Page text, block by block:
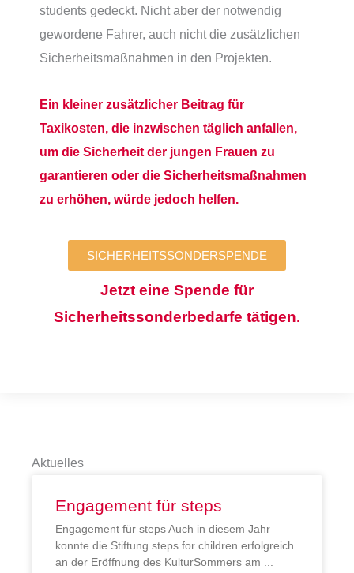
students gedeckt. Nicht aber der notwendig
gewordene Fahrer, auch nicht die zusätzlichen
Sicherheitsmaßnahmen in den Projekten.
Ein kleiner zusätzlicher Beitrag für
Taxikosten, die inzwischen täglich anfallen,
um die Sicherheit der jungen Frauen zu
garantieren oder die Sicherheitsmaßnahmen
zu erhöhen, würde jedoch helfen.
SICHERHEITSSONDERSPENDE
Jetzt eine Spende für
Sicherheitssonderbedarfe tätigen.
Aktuelles
Engagement für steps
Engagement für steps Auch in diesem Jahr
konnte die Stiftung steps for children erfolgreich
an der Eröffnung des KulturSommers am